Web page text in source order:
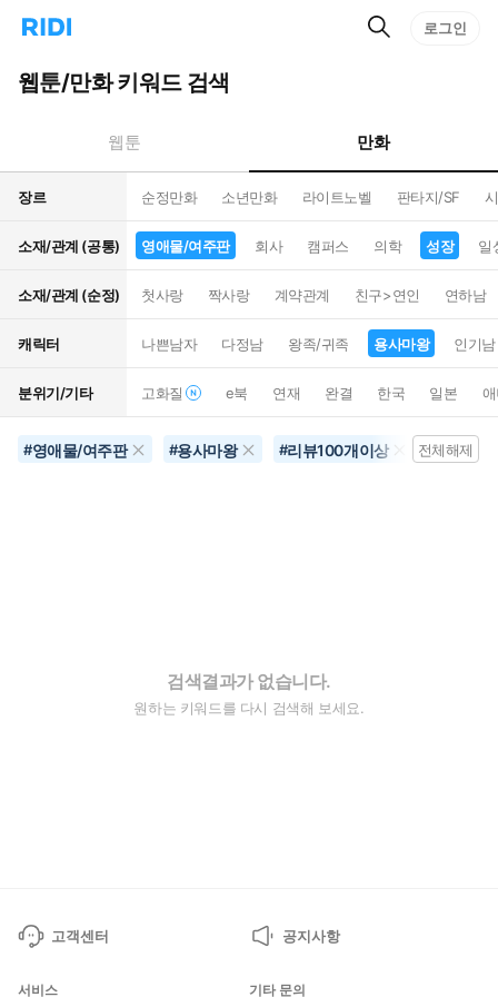
리
홈
으
턴
트
검
로그인
웹툰/만화 키워드 검색
웹툰 만화
장르 순정만화 소년만화 라이트노벨 판타지/SF
소재/관계 (공통) 영애물/여주판 회사 캠퍼스 의학 성장 일
소재/관계 (순정) 첫사랑 짝사랑 계약관계 친구>연인 연하남
캐릭터 나쁜남자 다정남 왕족/귀족 용사마왕 인기남
분위기/기타 고화질 e북 연재 완결 한국 일본
#영애물/여주판 #용사마왕 #리뷰100개이상 #삼각로
전체해제
검색결과가 없습니다.
원하는 키워드를 다시 검색해 보세요.
고객센터 공지사항
서비스 기타 문의